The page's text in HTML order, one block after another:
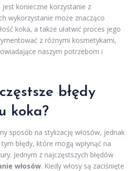
konieczne korzystanie z
wykorzystanie może znacząco
koka, a także ułatwić proces jego
z różnymi kosmetykami,
naszym potrzebom i
błędy
koka?
sposób na stylizację włosów, jednak
błędy, które mogą wpłynąć na
Jednym z najczęstszych błędów
włosów. Kiedy włosy są zaciśnięte